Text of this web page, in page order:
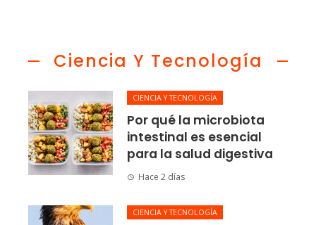
Ciencia Y Tecnología
CIENCIA Y TECNOLOGÍA
Por qué la microbiota
intestinal es esencial
para la salud digestiva
Hace 2 días
CIENCIA Y TECNOLOGÍA